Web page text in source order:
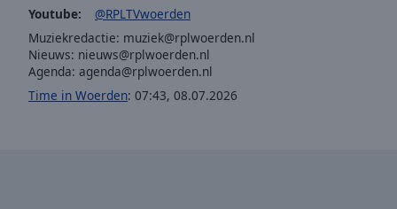
Opacity
Font
Youtube:
@RPLTVwoerden
Muziekredactie: muziek@rplwoerden.nl
Nieuws: nieuws@rplwoerden.nl
Agenda: agenda@rplwoerden.nl
Time in Woerden: 07:43, 08.07.2026